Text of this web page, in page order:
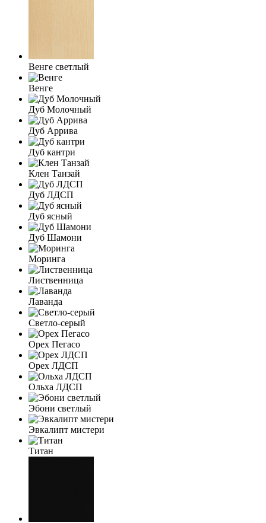
Венге светлый
Венге
Дуб Молочный
Дуб Аррива
Дуб кантри
Клен Танзай
Дуб ЛДСП
Дуб ясный
Дуб Шамони
Моринга
Лиственница
Лаванда
Светло-серый
Орех Пегасо
Орех ЛДСП
Ольха ЛДСП
Эбони светлый
Эвкалипт мистери
Титан